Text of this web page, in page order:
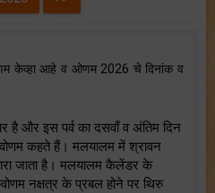
केव्हा आहे व ओणम 2026 चे दिनांक व
है और इस पर्व का दसवाँ व अंतिम दिन
कहते हैं। मलयालम में श्रावन
जाता है। मलयालम कैलेंडर के
नक्षत्र के प्रबल होने पर थिरु